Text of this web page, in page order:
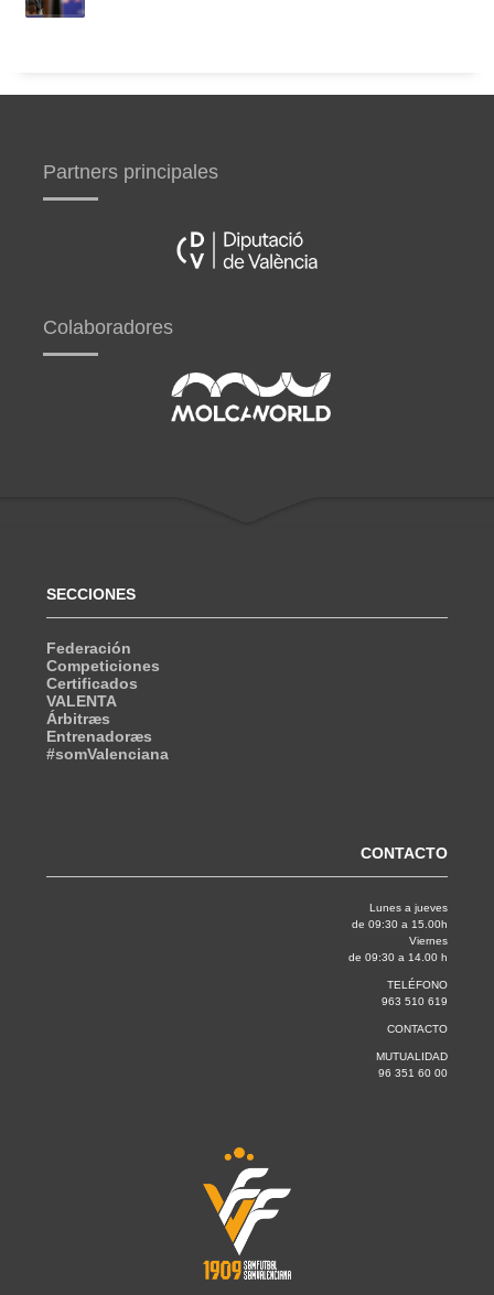
Partners principales
Colaboradores
SECCIONES
Federación
Competiciones
Certificados
VALENTA
Árbitræs
Entrenadoræs
#somValenciana
CONTACTO
Lunes a jueves
de 09:30 a 15.00h
Viernes
de 09:30 a 14.00 h
TELÉFONO
963 510 619
CONTACTO
MUTUALIDAD
96 351 60 00